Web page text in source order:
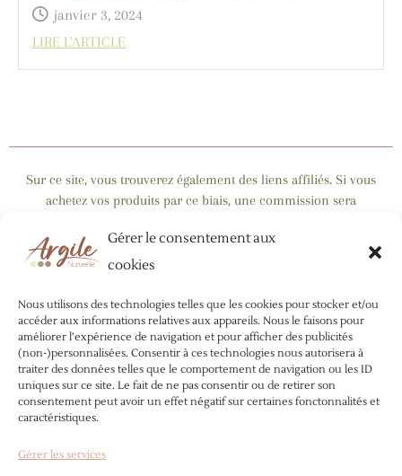
Gérer le consentement aux
cookies
Nous utilisons des technologies telles que les cookies pour stocker et/ou
accéder aux informations relatives aux appareils. Nous le faisons pour
améliorer l’expérience de navigation et pour afficher des publicités
(non-)personnalisées. Consentir à ces technologies nous autorisera à
traiter des données telles que le comportement de navigation ou les ID
uniques sur ce site. Le fait de ne pas consentir ou de retirer son
consentement peut avoir un effet négatif sur certaines fonctonnalités et
caractéristiques.
Gérer les services
janvier 3, 2024
LIRE L'ARTICLE
Sur ce site, vous trouverez également des liens affiliés. Si vous
achetez vos produits par ce biais, une commission sera
Cela ne change rien au prix d’achat : vous aidez simplement mon
Par ailleurs, la plupart des contenus santé et bien-être
s’appuient sur des ressources dédiées à l’argile (sites web,
ouvrages de référence…), mais je ne suis pas médecin. La visée
de ces données est purement informative. Aucun de ces
conseils ne saurait donc remplacer undiagnostic médical, ni
la nécessité d’être suivi par un professionnel. Je n’encourage
en aucun cas l’automédication :
professionnel de la santé avant d’entreprendre un traitement :